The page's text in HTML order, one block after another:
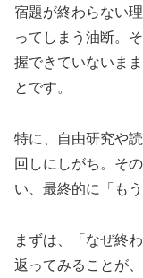
宿題が終わらない
ってしまう油断。
握できていないま
とです。
特に、自由研究や
回しにしがち。そ
い、最終的に「も
まずは、「なぜ終
返ってみることが